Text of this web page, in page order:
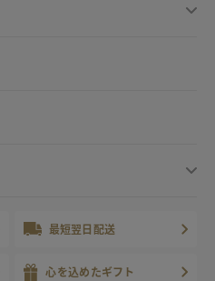
最短翌日配送
心を込めたギフト